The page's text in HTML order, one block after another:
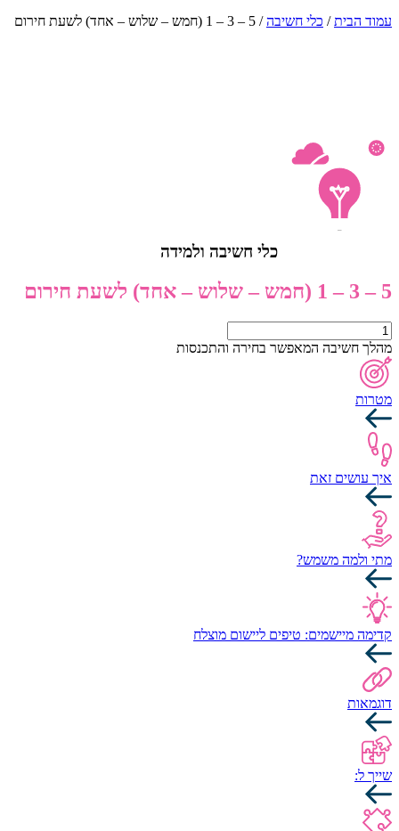
עמוד הבית/ כלי חשיבה/ 5 – 3 – 1 (חמש – שלוש – אחד) לשעת חירום
כלי חשיבה ולמידה
5 – 3 – 1 (חמש – שלוש – אחד) לשעת חירום
כמות
של
5
-
-
1
(חמש
-
שלוש
-
אחד)
לשעת
חירום
מהלך חשיבה המאפשר בחירה והתכנסות
מטרות
איך עושים זאת
מתי ולמה משמש?
קדימה מיישמים: טיפים ליישום מוצלח
דוגמאות
שייך ל: